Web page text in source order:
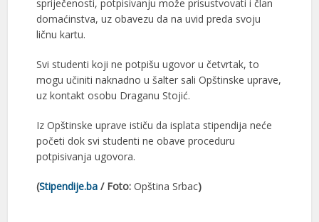
spriječenosti, potpisivanju može prisustvovati i član
domaćinstva, uz obavezu da na uvid preda svoju
ličnu kartu.
Svi studenti koji ne potpišu ugovor u četvrtak, to
mogu učiniti naknadno u šalter sali Opštinske uprave,
uz kontakt osobu Draganu Stojić.
Iz Opštinske uprave ističu da isplata stipendija neće
početi dok svi studenti ne obave proceduru
potpisivanja ugovora.
(Stipendije.ba / Foto:Opština Srbac)